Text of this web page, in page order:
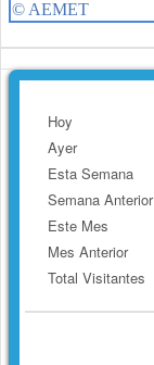
Hoy
Ayer
Esta Semana
Semana Anterior
Este Mes
Mes Anterior
Total Visitantes